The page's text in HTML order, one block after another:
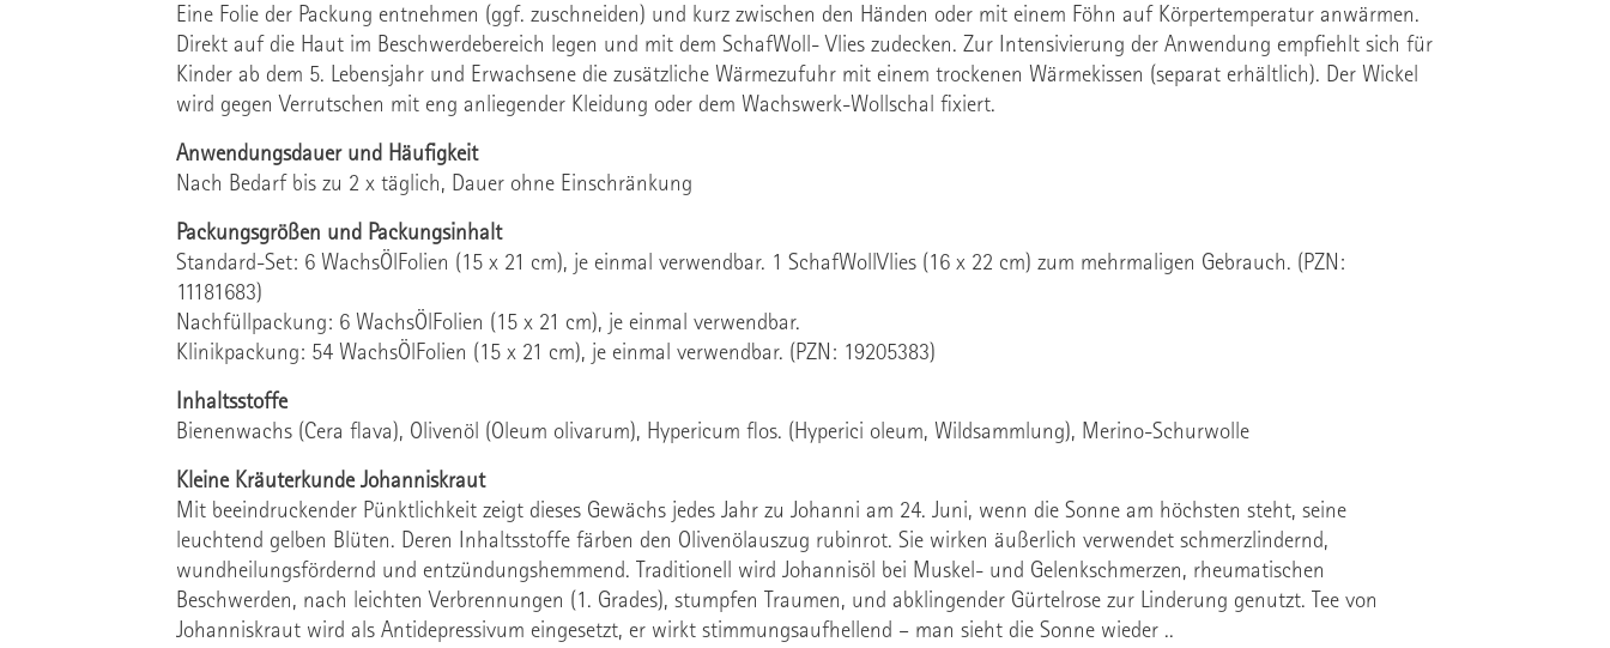
Eine Folie der Packung entnehmen (ggf. zuschneiden) und kurz zwischen den Händen oder mit einem Föhn auf Körpertemperatur anwärmen.
Direkt auf die Haut im Beschwerdebereich legen und mit dem SchafWoll- Vlies zudecken. Zur Intensivierung der Anwendung empfiehlt sich für
Kinder ab dem 5. Lebensjahr und Erwachsene die zusätzliche Wärmezufuhr mit einem trockenen Wärmekissen (separat erhältlich). Der Wickel
wird gegen Verrutschen mit eng anliegender Kleidung oder dem Wachswerk-Wollschal fixiert.
Anwendungsdauer und Häufigkeit
Nach Bedarf bis zu 2 x täglich, Dauer ohne Einschränkung
Packungsgrößen und Packungsinhalt
Standard-Set: 6 WachsÖlFolien (15 x 21 cm), je einmal verwendbar. 1 SchafWollVlies (16 x 22 cm) zum mehrmaligen Gebrauch. (PZN:
11181683)
Nachfüllpackung: 6 WachsÖlFolien (15 x 21 cm), je einmal verwendbar.
Klinikpackung: 54 WachsÖlFolien (15 x 21 cm), je einmal verwendbar. (PZN: 19205383)
Inhaltsstoffe
Bienenwachs (Cera flava), Olivenöl (Oleum olivarum), Hypericum flos. (Hyperici oleum, Wildsammlung), Merino-Schurwolle
Kleine Kräuterkunde Johanniskraut
Mit beeindruckender Pünktlichkeit zeigt dieses Gewächs jedes Jahr zu Johanni am 24. Juni, wenn die Sonne am höchsten steht, seine
leuchtend gelben Blüten. Deren Inhaltsstoffe färben den Olivenölauszug rubinrot. Sie wirken äußerlich verwendet schmerzlindernd,
wundheilungsfördernd und entzündungshemmend. Traditionell wird Johannisöl bei Muskel- und Gelenkschmerzen, rheumatischen
Beschwerden, nach leichten Verbrennungen (1. Grades), stumpfen Traumen, und abklingender Gürtelrose zur Linderung genutzt. Tee von
Johanniskraut wird als Antidepressivum eingesetzt, er wirkt stimmungsaufhellend – man sieht die Sonne wieder ..